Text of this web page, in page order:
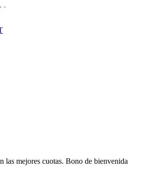
las mejores cuotas. Bono de bienvenida